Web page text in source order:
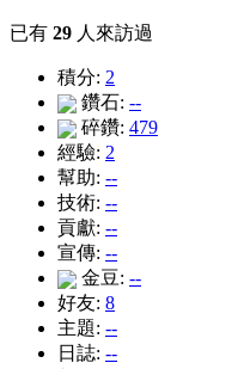
已有 29 人來訪過
積分: 2
鑽石: --
碎鑽: 479
經驗: 2
幫助: --
技術: --
貢獻: --
宣傳: --
金豆: --
好友: 8
主題: --
日誌: --